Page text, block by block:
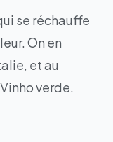
se réchauffe
On en
et au
verde.